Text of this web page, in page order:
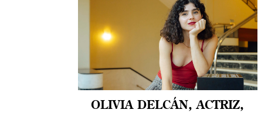
OLIVIA DELCÁN, ACTRIZ,